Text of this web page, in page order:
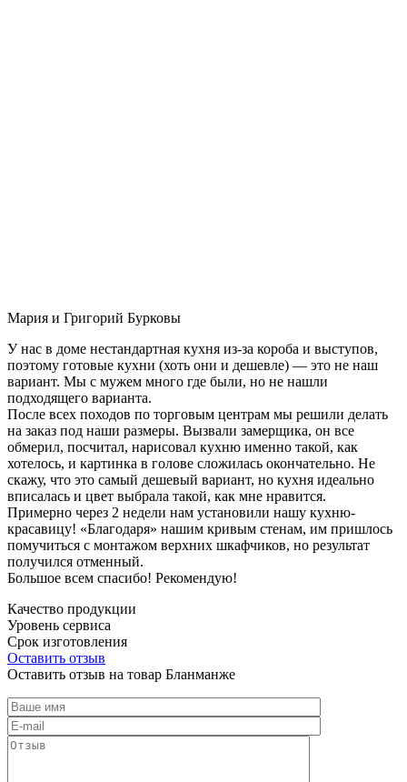
Мария и Григорий Бурковы
У нас в доме нестандартная кухня из-за короба и выступов,
поэтому готовые кухни (хоть они и дешевле) — это не наш
вариант. Мы с мужем много где были, но не нашли
подходящего варианта.
После всех походов по торговым центрам мы решили делать
на заказ под наши размеры. Вызвали замерщика, он все
обмерил, посчитал, нарисовал кухню именно такой, как
хотелось, и картинка в голове сложилась окончательно. Не
скажу, что это самый дешевый вариант, но кухня идеально
вписалась и цвет выбрала такой, как мне нравится.
Примерно через 2 недели нам установили нашу кухню-
красавицу! «Благодаря» нашим кривым стенам, им пришлось
помучиться с монтажом верхних шкафчиков, но результат
получился отменный.
Большое всем спасибо! Рекомендую!
Качество продукции
Уровень сервиса
Срок изготовления
Оставить отзыв
Оставить отзыв на товар Бланманже